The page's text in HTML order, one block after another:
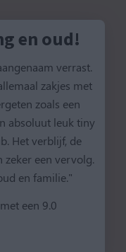
en oud!
verrast.
zakjes met
zoals een
absoluut leuk tiny
Het verblijf, de
een vervolg.
en familie."
een 9.0